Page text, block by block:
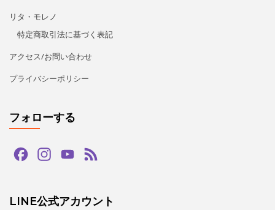
リタ・モレノ
特定商取引法に基づく表記
アクセス/お問い合わせ
プライバシーポリシー
フォローする
FacebookInstagramYouTube
LINE公式アカウント